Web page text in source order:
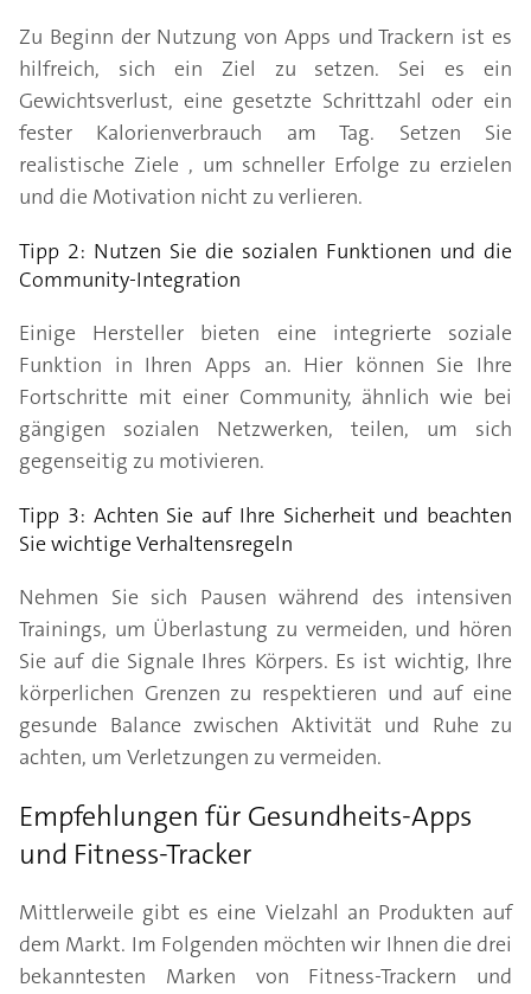
Zu Beginn der Nutzung von Apps und Trackern ist es
hilfreich, sich ein Ziel zu setzen. Sei es ein
Gewichtsverlust, eine gesetzte Schrittzahl oder ein
fester Kalorienverbrauch am Tag. Setzen Sie
realistische Ziele , um schneller Erfolge zu erzielen
und die Motivation nicht zu verlieren.
Tipp 2: Nutzen Sie die sozialen Funktionen und die
Community-Integration
Einige Hersteller bieten eine integrierte soziale
Funktion in Ihren Apps an. Hier können Sie Ihre
Fortschritte mit einer Community, ähnlich wie bei
gängigen sozialen Netzwerken, teilen, um sich
gegenseitig zu motivieren.
Tipp 3: Achten Sie auf Ihre Sicherheit und beachten
Sie wichtige Verhaltensregeln
Nehmen Sie sich Pausen während des intensiven
Trainings, um Überlastung zu vermeiden, und hören
Sie auf die Signale Ihres Körpers. Es ist wichtig, Ihre
körperlichen Grenzen zu respektieren und auf eine
gesunde Balance zwischen Aktivität und Ruhe zu
achten, um Verletzungen zu vermeiden.
Empfehlungen für Gesundheits-Apps
und Fitness-Tracker
Mittlerweile gibt es eine Vielzahl an Produkten auf
dem Markt. Im Folgenden möchten wir Ihnen die drei
bekanntesten Marken von Fitness-Trackern und